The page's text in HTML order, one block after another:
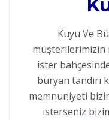
Kuyu Ve
müşterilerimizin
ister
büryan tandırı
memnuniyeti
isterseniz